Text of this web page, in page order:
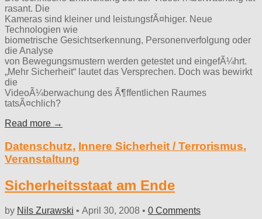
rasant. Die
Kameras sind kleiner und leistungsfÃ¤higer. Neue
Technologien wie
biometrische Gesichtserkennung, Personenverfolgung oder
die Analyse
von Bewegungsmustern werden getestet und eingefÃ¼hrt.
„Mehr Sicherheit“ lautet das Versprechen. Doch was bewirkt
die
VideoÃ¼berwachung des Ã¶ffentlichen Raumes
tatsÃ¤chlich?
Read more →
Datenschutz, Innere Sicherheit / Terrorismus,
Veranstaltung
Sicherheitsstaat am Ende
by Nils Zurawski • April 30, 2008 • 0 Comments